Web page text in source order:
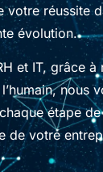
votre réussite
évolution.
et IT, grâce à
nous
étape
de votre